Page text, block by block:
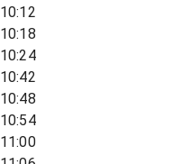
10:12
10:18
10:24
10:42
10:48
10:54
11:00